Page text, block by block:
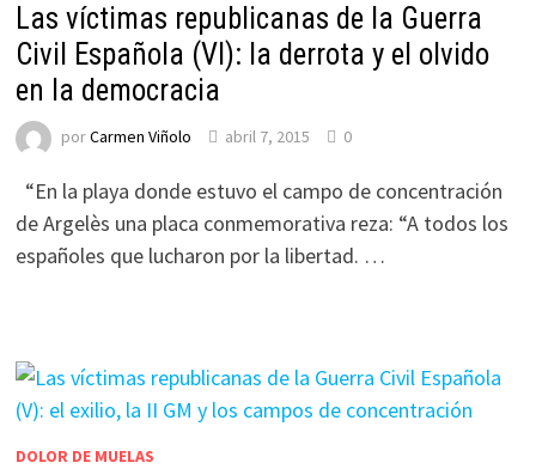
Las víctimas republicanas de la Guerra
Civil Española (VI): la derrota y el olvido
en la democracia
porCarmen Viñolo abril 7, 2015 0
“En la playa donde estuvo el campo de concentración
de Argelès una placa conmemorativa reza: “A todos los
españoles que lucharon por la libertad. …
DOLOR DE MUELAS